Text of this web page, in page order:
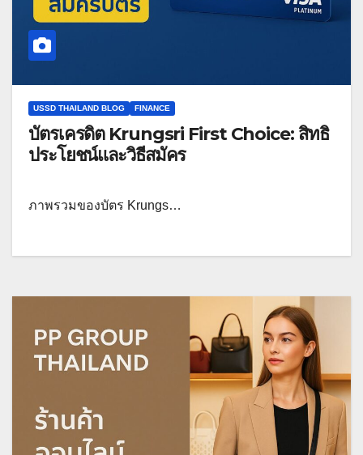
USSD THAILAND BLOG FINANCE
บัตรเครดิต Krungsri First Choice: สิทธิ
ประโยชน์และวิธีสมัคร
ภาพรวมของบัตร Krungs…